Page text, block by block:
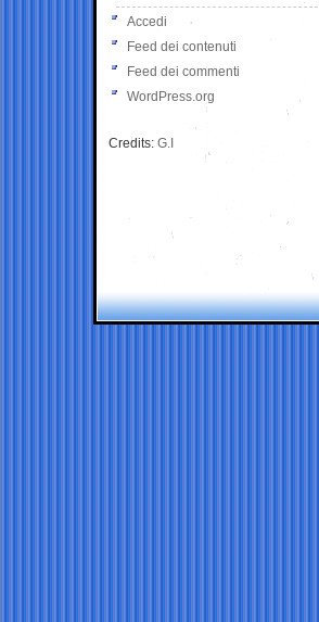
Accedi
Feed dei contenuti
Feed dei commenti
WordPress.org
Credits: G.I